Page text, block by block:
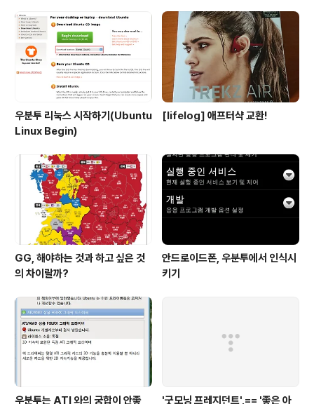
업!!
우분투 리눅스 시작하기(Ubuntu
Linux Begin)
[lifelog] 애프터샥 교환!
GG, 해야하는 것과 하고 싶은 것
의 차이랄까?
안드로이드폰, 우분투에서 인식시
키기
우분투는 ATI 와의 궁합이 안좋 '굿모닝 프레지던트',== '좋은 아